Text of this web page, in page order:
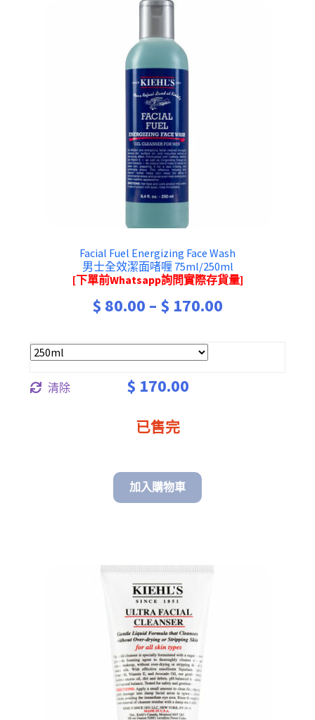
Facial Fuel Energizing Face Wash
男士全效潔面啫喱 75ml/250ml
[下單前Whatsapp詢問實際存貨量]
$ 80.00 – $ 170.00
清除 $ 170.00
已售完
加入購物車